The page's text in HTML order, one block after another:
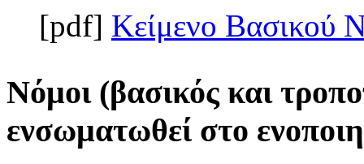
[pdf] Κείμενο Βασικού
Νόμοι (βασικός και
ενσωματωθεί στο